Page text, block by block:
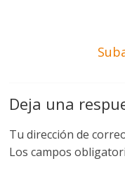
Deja una
Tu dirección de
Los campos